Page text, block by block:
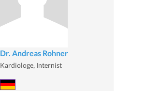
Dr. Andreas Rohner
Kardiologe, Internist